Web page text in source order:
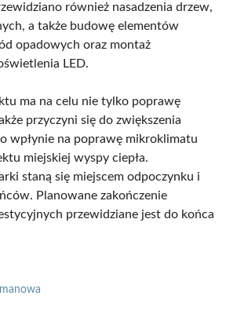
również nasadzenia drzew,
a także budowę elementów
opadowych oraz montaż
LED.
ma na celu nie tylko poprawę
przyczyni się do zwiększenia
wpłynie na poprawę mikroklimatu
miejskiej wyspy ciepła.
staną się miejscem odpoczynku i
Planowane zakończenie
przewidziane jest do końca